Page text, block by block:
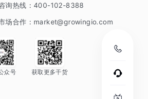
询热线： 400-102-8388
场合作： market@growingio.com
众号 获取更多干货